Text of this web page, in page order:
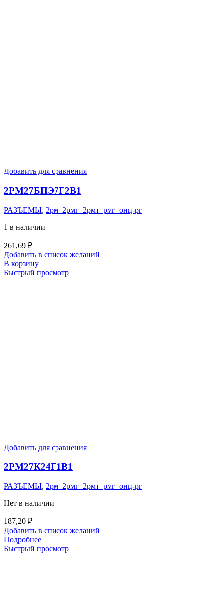
Добавить для сравнения
2РМ27БПЭ7Г2В1
РАЗЪЕМЫ, 2рм_2рмг_2рмт_рмг_онц-рг
1 в наличии
261,69 ₽
Добавить в список желаний
В корзину
Быстрый просмотр
Добавить для сравнения
2РМ27К24Г1В1
РАЗЪЕМЫ, 2рм_2рмг_2рмт_рмг_онц-рг
Нет в наличии
187,20 ₽
Добавить в список желаний
Подробнее
Быстрый просмотр